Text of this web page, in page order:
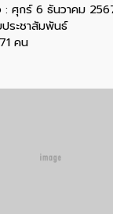
: ศุกร์ 6 ธันวาคม
ระชาสัมพันธ์
คน